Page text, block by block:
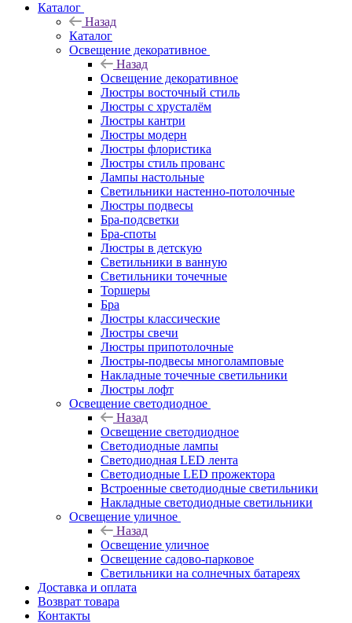
Каталог
Назад
Каталог
Освещение декоративное
Назад
Освещение декоративное
Люстры восточный стиль
Люстры с хрусталём
Люстры кантри
Люстры модерн
Люстры флористика
Люстры стиль прованс
Лампы настольные
Светильники настенно-потолочные
Люстры подвесы
Бра-подсветки
Бра-споты
Люстры в детскую
Светильники в ванную
Светильники точечные
Торшеры
Бра
Люстры классические
Люстры свечи
Люстры припотолочные
Люстры-подвесы многоламповые
Накладные точечные светильники
Люстры лофт
Освещение светодиодное
Назад
Освещение светодиодное
Светодиодные лампы
Светодиодная LED лента
Светодиодные LED прожектора
Встроенные светодиодные светильники
Накладные светодиодные светильники
Освещение уличное
Назад
Освещение уличное
Освещение садово-парковое
Светильники на солнечных батареях
Доставка и оплата
Возврат товара
Контакты